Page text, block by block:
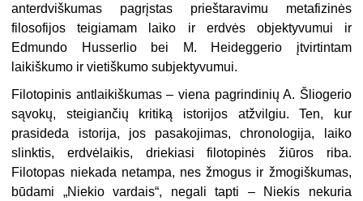
anterdviškumas pagrįstas prieštaravimu metafizinės
filosofijos teigiamam laiko ir erdvės objektyvumui ir
Edmundo Husserlio bei M. Heideggerio įtvirtintam
laikiškumo ir vietiškumo subjektyvumui.
Filotopinis antlaikiškumas – viena pagrindinių A. Šliogerio
sąvokų, steigiančių kritiką istorijos atžvilgiu. Ten, kur
prasideda istorija, jos pasakojimas, chronologija, laiko
slinktis, erdvėlaikis, driekiasi filotopinės žiūros riba.
Filotopas niekada netampa, nes žmogus ir žmogiškumas,
būdami „Niekio vardais“, negali tapti – Niekis nekuria